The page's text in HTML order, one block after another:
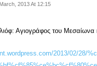
2013 At 12:15
Αγιογράφος του Μεσαίωνα
2013/02/28/